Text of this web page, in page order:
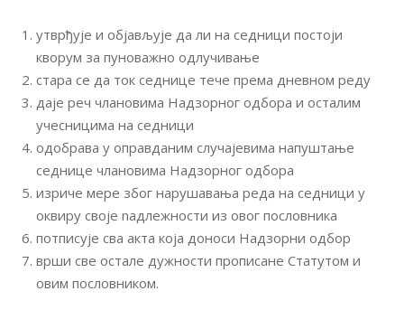
утврђује и објављује да ли на седници постоји
кворум за пуноважно одлучивање
стара се да ток седнице тече према дневном реду
даје реч члановима Надзорног одбора и осталим
учесницима на седници
одобрава у оправданим случајевима напуштање
седнице члановима Надзорног одбора
изриче мере због нарушавања реда на седници у
оквиру своје nадлежности из овог пословника
потписује сва акта која доноси Надзорни одбор
врши све остале дужности прописане Статутом и
овим пословником.